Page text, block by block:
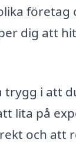
dig att
trygg i att
lita på
och att